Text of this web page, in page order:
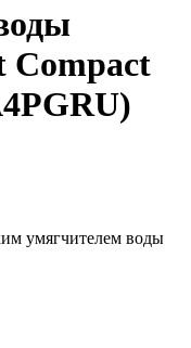
Compact
умягчителем воды